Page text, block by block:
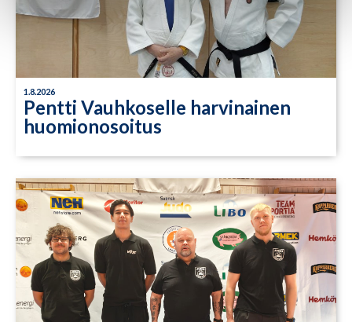
1.8.2026
Pentti Vauhkoselle harvinainen
huomionosoitus